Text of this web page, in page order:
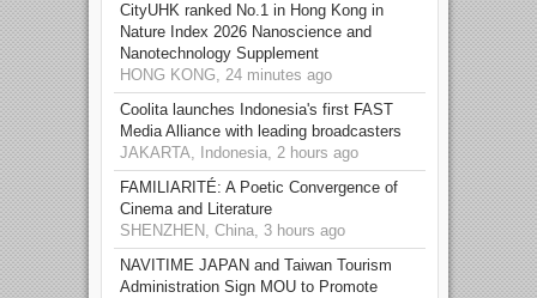
CityUHK ranked No.1 in Hong Kong in
Nature Index 2026 Nanoscience and
Nanotechnology Supplement
HONG KONG, 24 minutes ago
Coolita launches Indonesia's first FAST
Media Alliance with leading broadcasters
JAKARTA, Indonesia, 2 hours ago
FAMILIARITÉ: A Poetic Convergence of
Cinema and Literature
SHENZHEN, China, 3 hours ago
NAVITIME JAPAN and Taiwan Tourism
Administration Sign MOU to Promote